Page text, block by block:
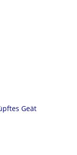
Geät